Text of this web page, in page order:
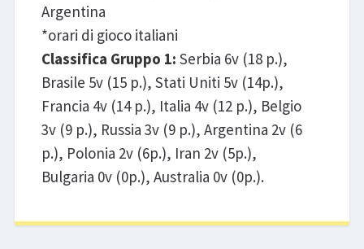
Argentina
*orari di gioco italiani
Classifica Gruppo 1: Serbia 6v (18 p.),
Brasile 5v (15 p.), Stati Uniti 5v (14p.),
Francia 4v (14 p.), Italia 4v (12 p.), Belgio
3v (9 p.), Russia 3v (9 p.), Argentina 2v (6
p.), Polonia 2v (6p.), Iran 2v (5p.),
Bulgaria 0v (0p.), Australia 0v (0p.).